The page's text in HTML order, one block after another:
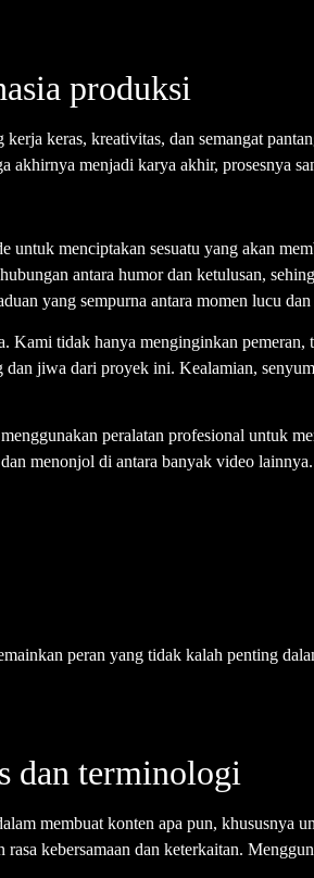
produksi
keras, kreativitas, dan semangat
menjadi karya akhir, prosesnya
menciptakan sesuatu yang akan
antara humor dan ketulusan,
yang sempurna antara momen lucu
tidak hanya menginginkan
jiwa dari proyek ini. Kealamian,
peralatan profesional untuk
menonjol di antara banyak video
peran yang tidak kalah penting
dan terminologi
membuat konten apa pun,
kebersamaan dan keterkaitan.